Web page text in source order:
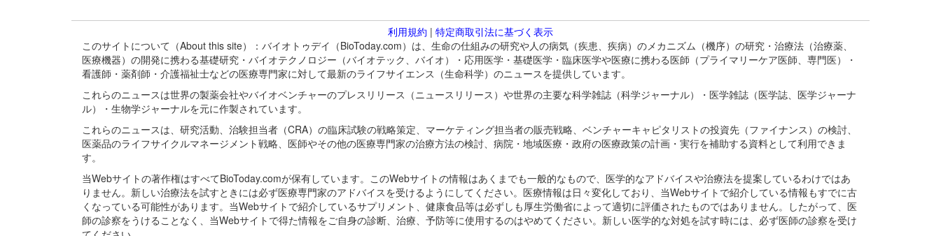
利用規約 | 特定商取引法に基づく表示
このサイトについて（About this site）：バイオトゥデイ（BioToday.com）は、生命の仕組みの研究や人の病気（疾患、疾病）のメカニズム（機序）の研究・治療法（治療薬、
医療機器）の開発に携わる基礎研究・バイオテクノロジー（バイオテック、バイオ）・応用医学・基礎医学・臨床医学や医療に携わる医師（プライマリーケア医師、専門医）・
看護師・薬剤師・介護福祉士などの医療専門家に対して最新のライフサイエンス（生命科学）のニュースを提供しています。
これらのニュースは世界の製薬会社やバイオベンチャーのプレスリリース（ニュースリリース）や世界の主要な科学雑誌（科学ジャーナル）・医学雑誌（医学誌、医学ジャーナ
ル）・生物学ジャーナルを元に作製されています。
これらのニュースは、研究活動、治験担当者（CRA）の臨床試験の戦略策定、マーケティング担当者の販売戦略、ベンチャーキャピタリストの投資先（ファイナンス）の検討、
医薬品のライフサイクルマネージメント戦略、医師やその他の医療専門家の治療方法の検討、病院・地域医療・政府の医療政策の計画・実行を補助する資料として利用できま
す。
当Webサイトの著作権はすべてBioToday.comが保有しています。このWebサイトの情報はあくまでも一般的なもので、医学的なアドバイスや治療法を提案しているわけではあ
りません。新しい治療法を試すときには必ず医療専門家のアドバイスを受けるようにしてください。医療情報は日々変化しており、当Webサイトで紹介している情報もすでに古
くなっている可能性があります。当Webサイトで紹介しているサプリメント、健康食品等は必ずしも厚生労働省によって適切に評価されたものではありません。したがって、医
師の診察をうけることなく、当Webサイトで得た情報をご自身の診断、治療、予防等に使用するのはやめてください。新しい医学的な対処を試す時には、必ず医師の診察を受け